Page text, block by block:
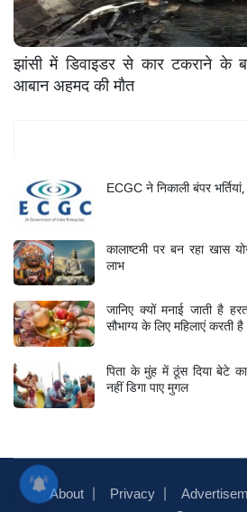
झांसी में डिवाइडर से कार टकराने
आबान अहमद की मौत
ECGC ने निकाली बंपर
कालाष्टमी पर बन रहा खास
लाभ
जानिए क्यों मनाई जाती है
सौभाग्य के लिए महिलाएं करती
पिता के मुंह में ठूंस दिया बेटे
नहीं डिगा पाए मुगल
About Privacy